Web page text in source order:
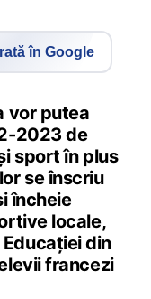
în Google
vor putea
2023 de
sport în plus
se înscriu
încheie
locale,
din
francezi